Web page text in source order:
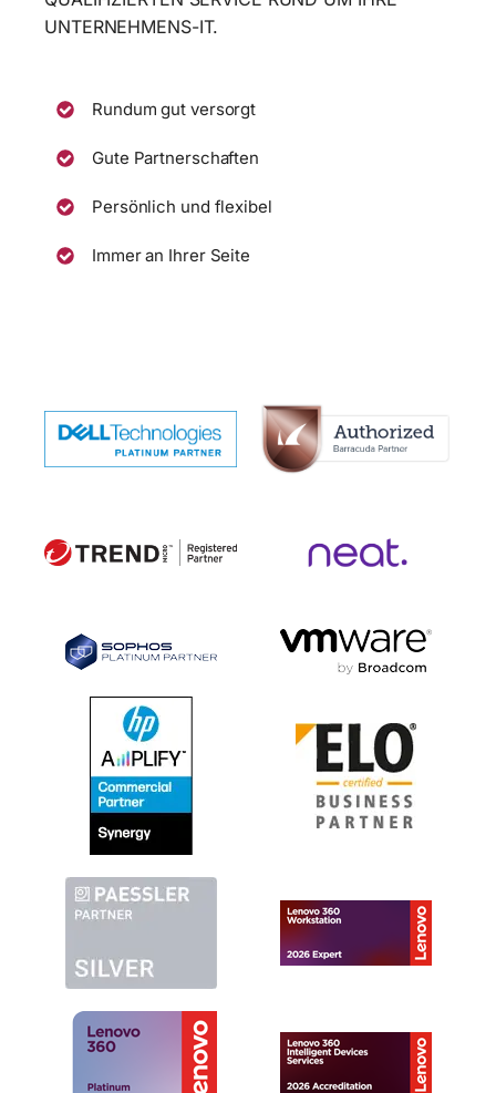
UNTERNEHMENS-IT.
Rundum gut versorgt
Gute Partnerschaften
Persönlich und flexibel
Immer an Ihrer Seite